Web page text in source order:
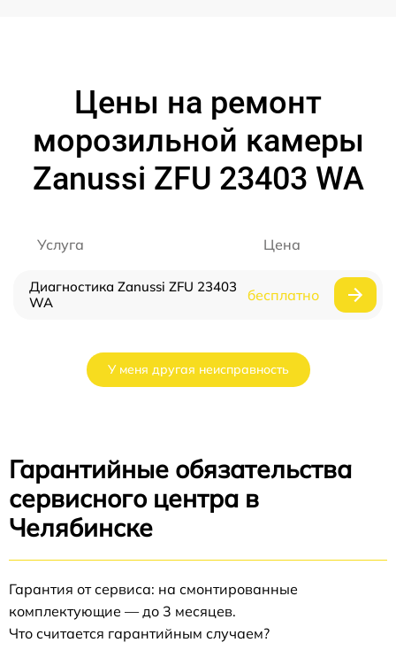
Цены на ремонт
морозильной камеры
Zanussi ZFU 23403 WA
Услуга Цена
Диагностика Zanussi ZFU 23403
WA
бесплатно
У меня другая неисправность
Гарантийные обязательства
сервисного центра в
Челябинске
Гарантия от сервиса: на смонтированные
комплектующие — до 3 месяцев.
Что считается гарантийным случаем?